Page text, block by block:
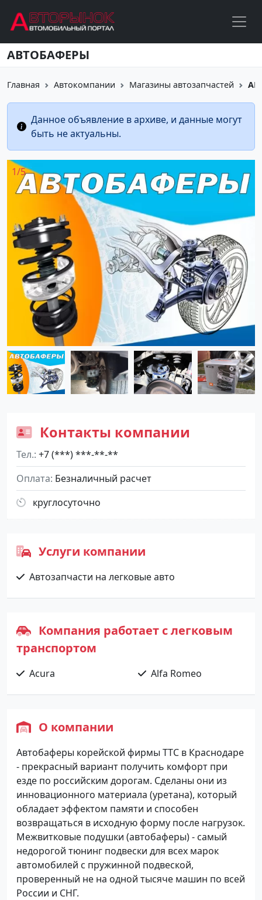
Перейти к основному содержанию
АВТОБАФЕРЫ
Главная Автокомпании Магазины автозапчастей
Данное объявление в архиве, и данные могут
быть не актуальны.
Контакты компании
Тел. +7 (***) ***-**-**
Оплата Безналичный расчет
круглосуточно
1/5
Услуги компании
Автозапчасти на легковые авто
Компания работает с легковым
транспортом
Acura Alfa Romeo
О компании
Автобаферы корейской фирмы TTC в Краснодаре
- прекрасный вариант получить комфорт при
езде по российским дорогам. Сделаны они из
инновационного материала (уретана), который
обладает эффектом памяти и способен
возвращаться в исходную форму после нагрузок.
Межвитковые подушки (автобаферы) - самый
недорогой тюнинг подвески для всех марок
автомобилей с пружинной подвеской,
проверенный не на одной тысяче машин по всей
России и СНГ.